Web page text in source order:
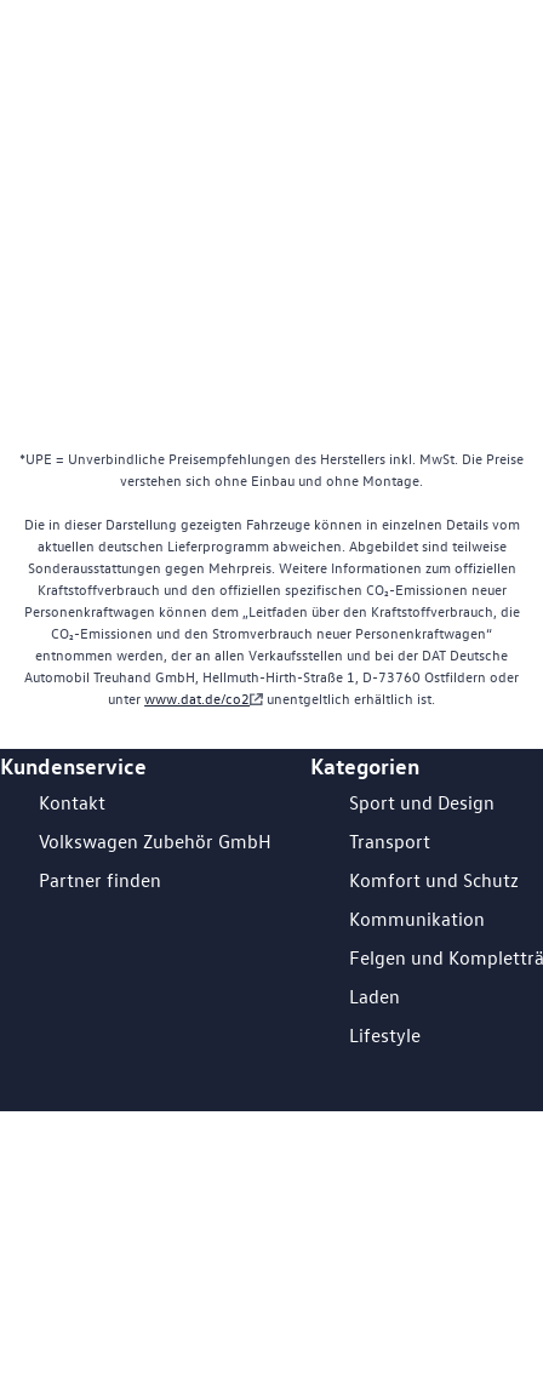
*UPE = Unverbindliche Preisempfehlungen des Herstellers inkl. MwSt. Die Preise
verstehen sich ohne Einbau und ohne Montage.
Die in dieser Darstellung gezeigten Fahrzeuge können in einzelnen Details vom
aktuellen deutschen Lieferprogramm abweichen. Abgebildet sind teilweise
Sonderausstattungen gegen Mehrpreis. Weitere Informationen zum offiziellen
Kraftstoffverbrauch und den offiziellen spezifischen CO₂-Emissionen neuer
Personenkraftwagen können dem „Leitfaden über den Kraftstoffverbrauch, die
CO₂-Emissionen und den Stromverbrauch neuer Personenkraftwagen“
entnommen werden, der an allen Verkaufsstellen und bei der DAT Deutsche
Automobil Treuhand GmbH, Hellmuth-Hirth-Straße 1, D-73760 Ostfildern oder
unterwww.dat.de/co2 unentgeltlich erhältlich ist.
Footer Teaser
Kundenservice
Kontakt
Volkswagen Zubehör GmbH
Partner finden
Kategorien
Sport und Design
Transport
Komfort und Schutz
Kommunikation
Felgen und
Laden
Lifestyle